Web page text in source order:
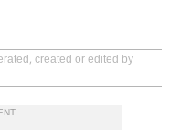
created or edited by